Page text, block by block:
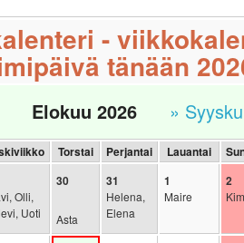
-
tänään
Elokuu 2026 »
Torstai Perjantai Lauantai
Olli,
Uoti
30
Asta
31
Helena,
Elena
1
Maire
2